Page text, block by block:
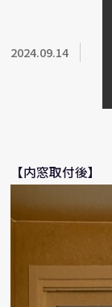
2024.09.14
【内窓取付後】